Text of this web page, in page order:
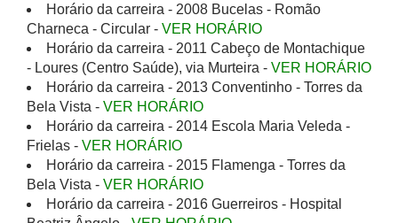
Horário da carreira - 2008 Bucelas - Romão
Charneca - Circular - VER HORÁRIO
Horário da carreira - 2011 Cabeço de Montachique
- Loures (Centro Saúde), via Murteira - VER HORÁRIO
Horário da carreira - 2013 Conventinho - Torres da
Bela Vista - VER HORÁRIO
Horário da carreira - 2014 Escola Maria Veleda -
Frielas - VER HORÁRIO
Horário da carreira - 2015 Flamenga - Torres da
Bela Vista - VER HORÁRIO
Horário da carreira - 2016 Guerreiros - Hospital